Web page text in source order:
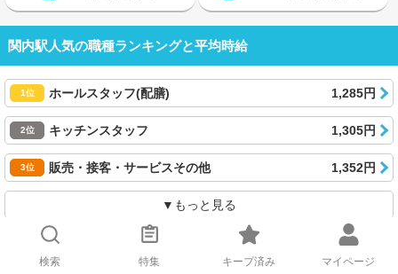
関内駅人気の職種ランキングと平均時給
1位 ホールスタッフ(配膳) 1,285円
2位 キッチンスタッフ 1,305円
3位 販売・接客・サービスその他 1,352円
▼もっと見る
2025年8月20日~2026年7月22日
関内駅の基本情報
検索 特集 キープ済み マイページ